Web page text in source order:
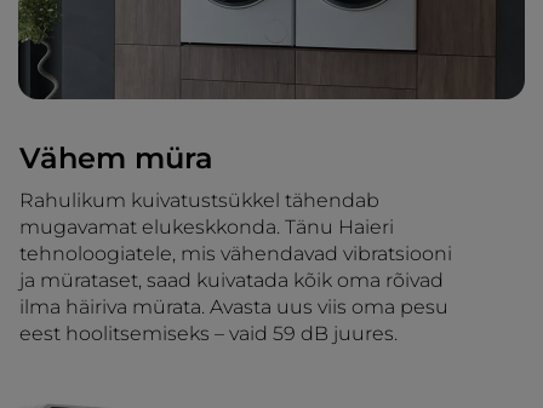
Vähem müra
Rahulikum kuivatustsükkel tähendab
mugavamat elukeskkonda. Tänu Haieri
tehnoloogiatele, mis vähendavad vibratsiooni
ja mürataset, saad kuivatada kõik oma rõivad
ilma häiriva mürata. Avasta uus viis oma pesu
eest hoolitsemiseks – vaid 59 dB juures.